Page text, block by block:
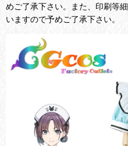
めご了承下さい。また、印刷等
いますので予めご了承下さい。